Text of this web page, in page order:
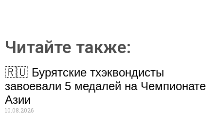
Читайте также:
🇷🇺 Бурятские тхэквондисты
завоевали 5 медалей на Чемпионате
Азии
10.08.2026